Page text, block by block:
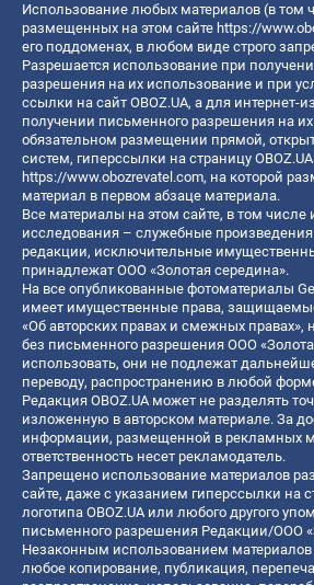
Использование любых материалов (в том
размещенных на этом сайте https://
его поддоменах, в любом виде строго
Разрешается использование при
разрешения на их использование и при
ссылки на сайт OBOZ.UA, а для интернет-
получении письменного разрешения на
обязательном размещении прямой,
систем, гиперссылки на страницу
https://www.obozrevatel.com, на которой
материал в первом абзаце материала.
Все материалы на этом сайте, в том числе
исследования – служебные
редакции, исключительные
принадлежат ООО «Золотая середина».
На все опубликованные фотоматериалы
имеет имущественные права,
«Об авторских правах и смежных правах»,
без письменного разрешения ООО
использовать, они не подлежат
переводу, распространению в любой
Редакция OBOZ.UA может не разделять
изложенную в авторском материале. За
информации, размещенной в рекламных
ответственность несет рекламодатель.
Запрещено использование материалов
сайте, даже с указанием гиперссылки на
логотипа OBOZ.UA или любого другого
письменного разрешения Редакции/ООО
Незаконным использованием материалов
любое копирование, публикация,